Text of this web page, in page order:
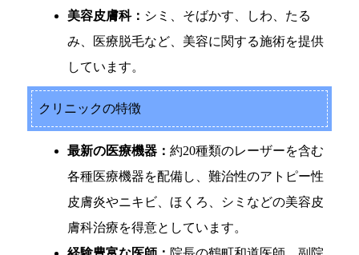
美容皮膚科： シミ、そばかす、しわ、たる
み、医療脱毛など、美容に関する施術を提供
しています。
クリニックの特徴
最新の医療機器： 約20種類のレーザーを含む
各種医療機器を配備し、難治性のアトピー性
皮膚炎やニキビ、ほくろ、シミなどの美容皮
膚科治療を得意としています。